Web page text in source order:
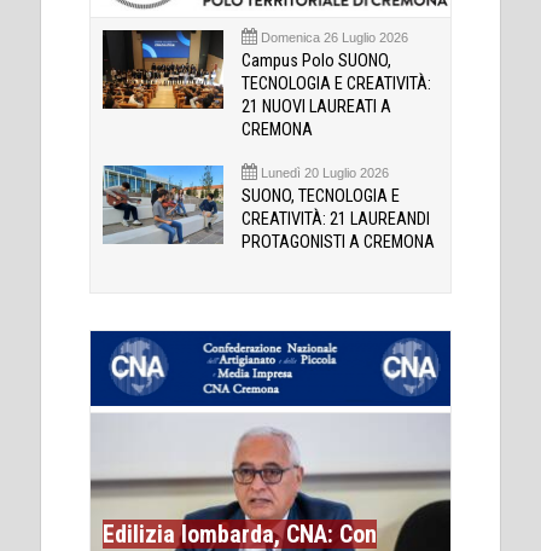
Domenica 26 Luglio 2026
Campus Polo SUONO,
TECNOLOGIA E CREATIVITÀ:
21 NUOVI LAUREATI A
CREMONA
Lunedì 20 Luglio 2026
SUONO, TECNOLOGIA E
CREATIVITÀ: 21 LAUREANDI
PROTAGONISTI A CREMONA
Edilizia lombarda, CNA: Con